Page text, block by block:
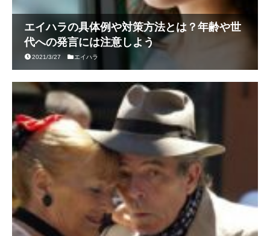
エイハラの具体例や対策方法とは？年齢や世
代への発言には注意しよう
2021/3/27 エイハラ